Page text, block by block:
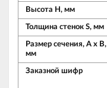
Высота Н, мм
Толщина стенок S, мм
Размер сечения, А х В,
мм
Заказной шифр